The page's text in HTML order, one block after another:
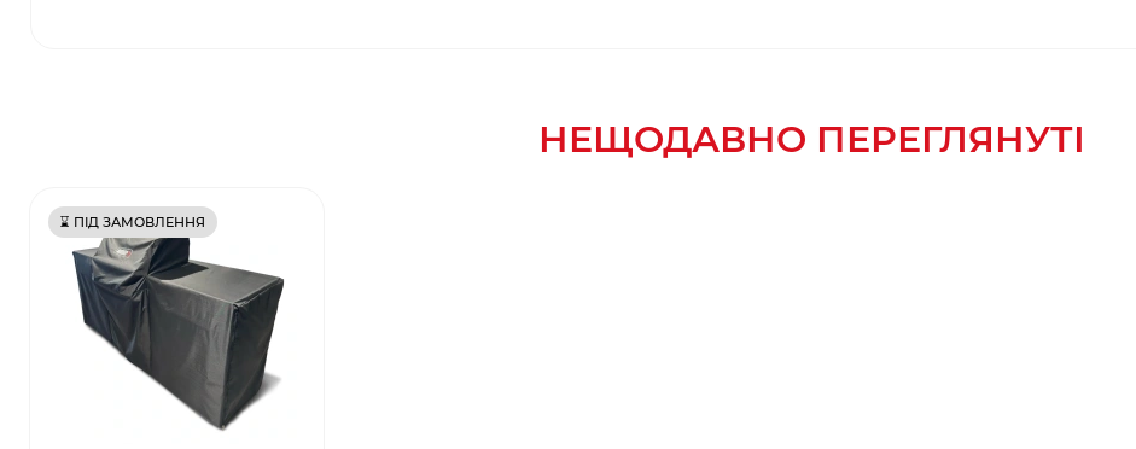
НЕЩОДАВНО ПЕРЕГЛЯНУТІ
⌛ ПІД ЗАМОВЛЕННЯ